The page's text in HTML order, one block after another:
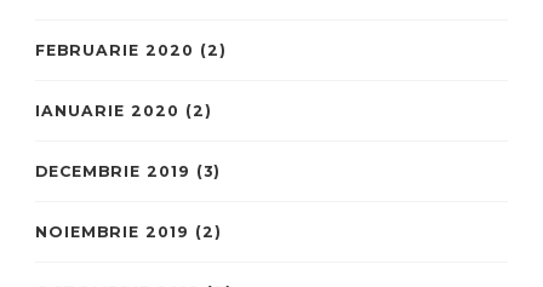
FEBRUARIE 2020 (2)
IANUARIE 2020 (2)
DECEMBRIE 2019 (3)
NOIEMBRIE 2019 (2)